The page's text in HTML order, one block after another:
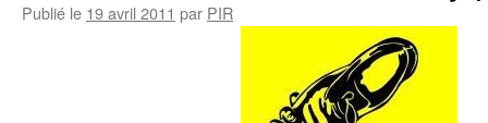
Publié le 19 avril 2011 par PIR